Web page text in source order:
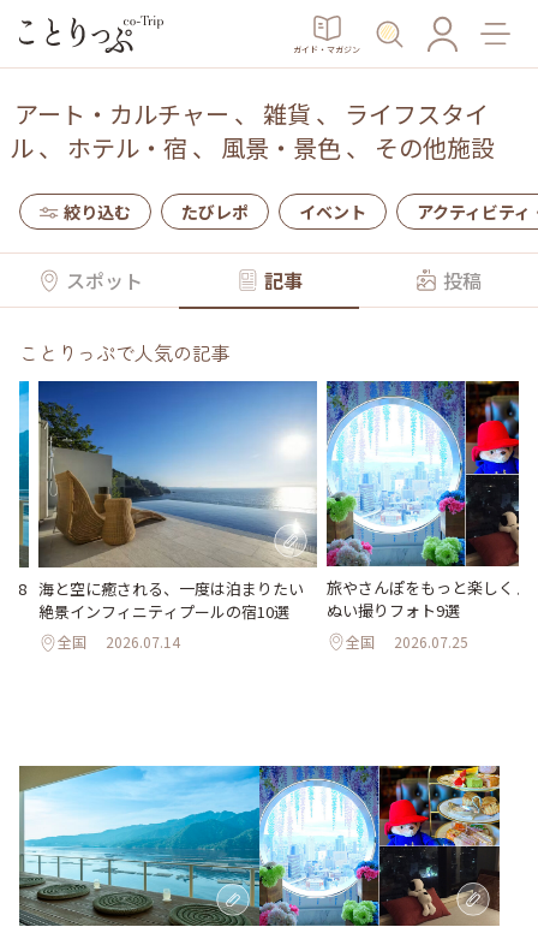
ガイド・マガジン
アート・カルチャー 、 雑貨 、 ライフスタイ
ル、 ホテル・宿 、 風景・景色、 その他施設
絞り込む たびレポ イベント アクティビティ
スポット 記事 投稿
ことりっぷで人気の記事
8 海と空に癒される、一度は泊まりたい
絶景インフィニティプールの宿10選
全国 2026.07.14
旅やさんぽをもっと楽しく♪
ぬい撮りフォト9選
全国 2026.07.25